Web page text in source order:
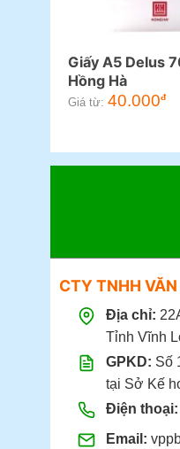
Giấy A5 Delus
Hồng Hà
Giá từ: 40.000đ
CTY TNHH
Địa chỉ:
Tỉnh Vĩnh
GPKD: Số
tại Sở Kế
Điện thoại:
Email: